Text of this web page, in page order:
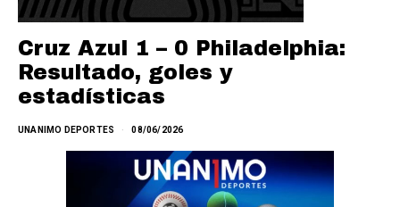
Cruz Azul 1 – 0 Philadelphia:
Resultado, goles y
estadísticas
UNANIMO DEPORTES 08/06/2026